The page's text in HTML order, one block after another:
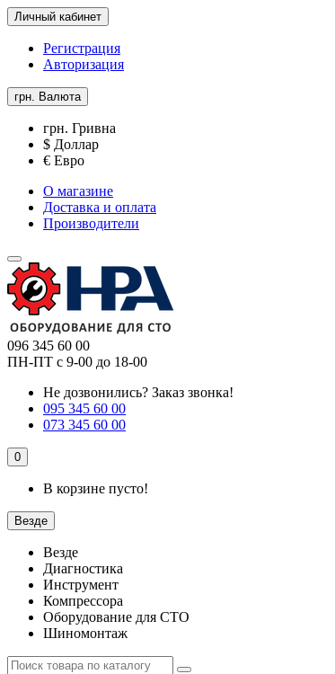
Личный кабинет
Регистрация
Авторизация
грн. Валюта
грн. Гривна
$ Доллар
€ Евро
О магазине
Доставка и оплата
Производители
096 345 60 00
ПН-ПТ с 9-00 до 18-00
Не дозвонились? Заказ звонка!
095 345 60 00
073 345 60 00
0
В корзине пусто!
Везде
Везде
Диагностика
Инструмент
Компрессора
Оборудование для СТО
Шиномонтаж